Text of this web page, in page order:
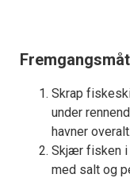
Skrap
under
havner overalt.
Skjær fisken i
med salt og